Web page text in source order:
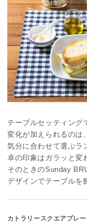
テーブルセッティング
変化が加えられるのは
気分に合わせて選ぶラ
卓の印象はガラッと変
そのときのSunday
デザインでテーブルを
カトラリースクエアプレー